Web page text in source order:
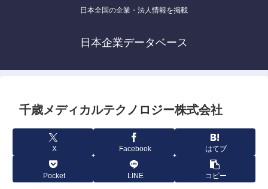
日本全国の企業・法人情報を掲載
日本企業データベース
千歳メディカルテクノロジー株式会社
X Facebook はてブ
Pocket LINE コピー